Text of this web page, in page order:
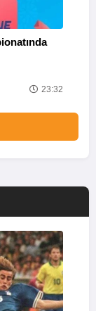
23:32